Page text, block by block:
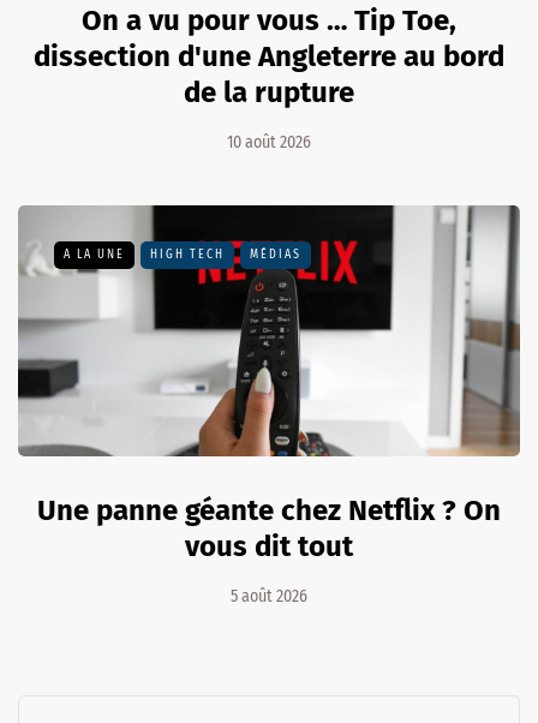
On a vu pour vous … Tip Toe,
dissection d'une Angleterre au bord
de la rupture
10 août 2026
A LA UNE HIGH TECH MÉDIAS
Une panne géante chez Netflix ? On
vous dit tout
5 août 2026